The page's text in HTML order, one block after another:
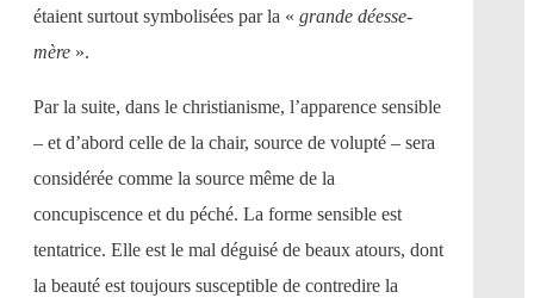
étaient surtout symbolisées par la « grande déesse-
mère ».
Par la suite, dans le christianisme, l’apparence sensible
– et d’abord celle de la chair, source de volupté – sera
considérée comme la source même de la
concupiscence et du péché. La forme sensible est
tentatrice. Elle est le mal déguisé de beaux atours, dont
la beauté est toujours susceptible de contredire la